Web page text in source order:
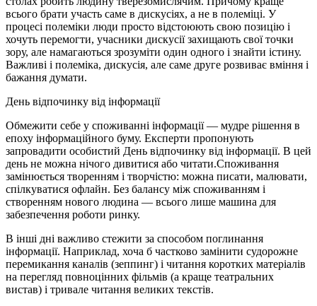
всього брати участь саме в дискусіях, а не в полеміці. У
процесі полеміки люди просто відстоюють свою позицію і
хочуть перемогти, учасники дискусії захищають свої точки
зору, але намагаються зрозуміти один одного і знайти істину.
Важливі і полеміка, дискусія, але саме друге розвиває вміння і
бажання думати.
День відпочинку від інформації
Обмежити себе у споживанні інформації — мудре рішення в
епоху інформаційного буму. Експерти пропонують
запровадити особистий День відпочинку від інформації. В цей
день не можна нічого дивитися або читати.Споживання
замінюється творенням і творчістю: можна писати, малювати,
спілкуватися офлайн. Без балансу між споживанням і
створенням нового людина — всього лише машина для
забезпечення роботи ринку.
В інші дні важливо стежити за способом поглинання
інформації. Наприклад, хоча б частково замінити судорожне
перемикання каналів (зеппинг) і читання коротких матеріалів
на перегляд повноцінних фільмів (а краще театральних
вистав) і тривале читання великих текстів.